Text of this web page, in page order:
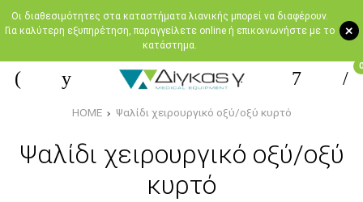
+
Oι διαθεσιμότητες στα καταστήματα λιανικής μπορεί να διαφέρουν.
Για καλύτερη εξυπηρέτηση, παραγγείλετε online ή επικοινωνήστε με το
κατάστημα.
0
HOME Ψαλίδι χειρουργικό οξύ/οξύ κυρτό
Ψαλίδι χειρουργικό οξύ/οξύ
κυρτό